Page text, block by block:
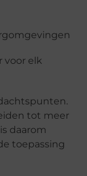
voor elk
tot meer
daarom
toepassing